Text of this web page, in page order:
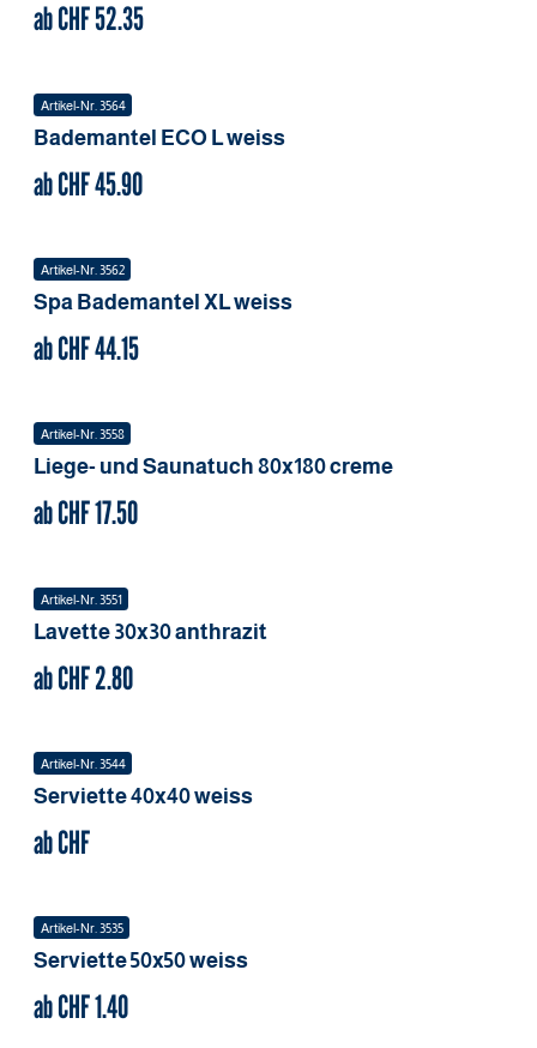
ab CHF52.35
Artikel-Nr. 3564
Bademantel ECO Lweiss
ab CHF45.90
Artikel-Nr. 3562
Spa Bademantel XLweiss
ab CHF44.15
Artikel-Nr. 3558
Liege- und Saunatuch 80x180creme
ab CHF17.50
Artikel-Nr. 3551
Lavette 30x30anthrazit
ab CHF2.80
Artikel-Nr. 3544
Serviette40x40weiss
ab CHF
Artikel-Nr. 3535
Serviette50x50weiss
ab CHF1.40